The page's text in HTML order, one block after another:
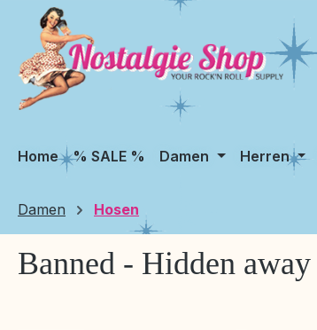
Hauptinhalt springen
Zur Suche springen
Zur Hauptnavigation springen
Home % SALE % Damen Herren
Damen Hosen
Banned - Hidden